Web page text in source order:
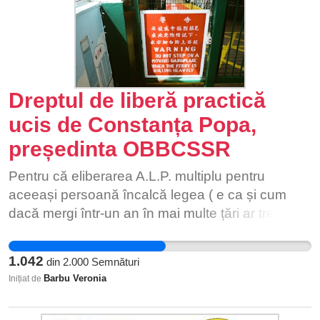
Dreptul de liberă practică
ucis de Constanța Popa,
președinta OBBCSSR
Pentru că eliberarea A.L.P. multiplu pentru
aceeași persoană încalcă legea ( e ca și cum
dacă mergi într-un an în mai multe țări ar trebui să
), B.B.C.-iști sunt obligați să plătească taxe
pentru fiecare A.L.P., clinicile private și spitalele la
presiunea domniei Constanța Popa, cer să avem
1.042 din 2.000 Semnături
Inițiat de Barbu Veronia